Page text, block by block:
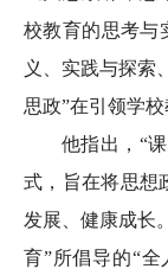
校教育的思考与
义、实践与探索
思政”在引领学
他指出，“
式，旨在将思想
发展、健康成长
育”所倡导的“全